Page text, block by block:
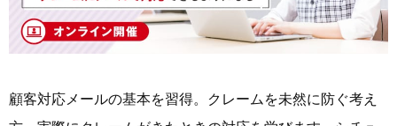
顧客対応メールの基本を習得。クレームを未然に防ぐ考え